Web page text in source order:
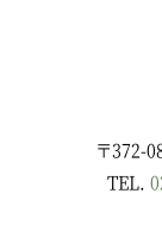
〒372-
TEL.